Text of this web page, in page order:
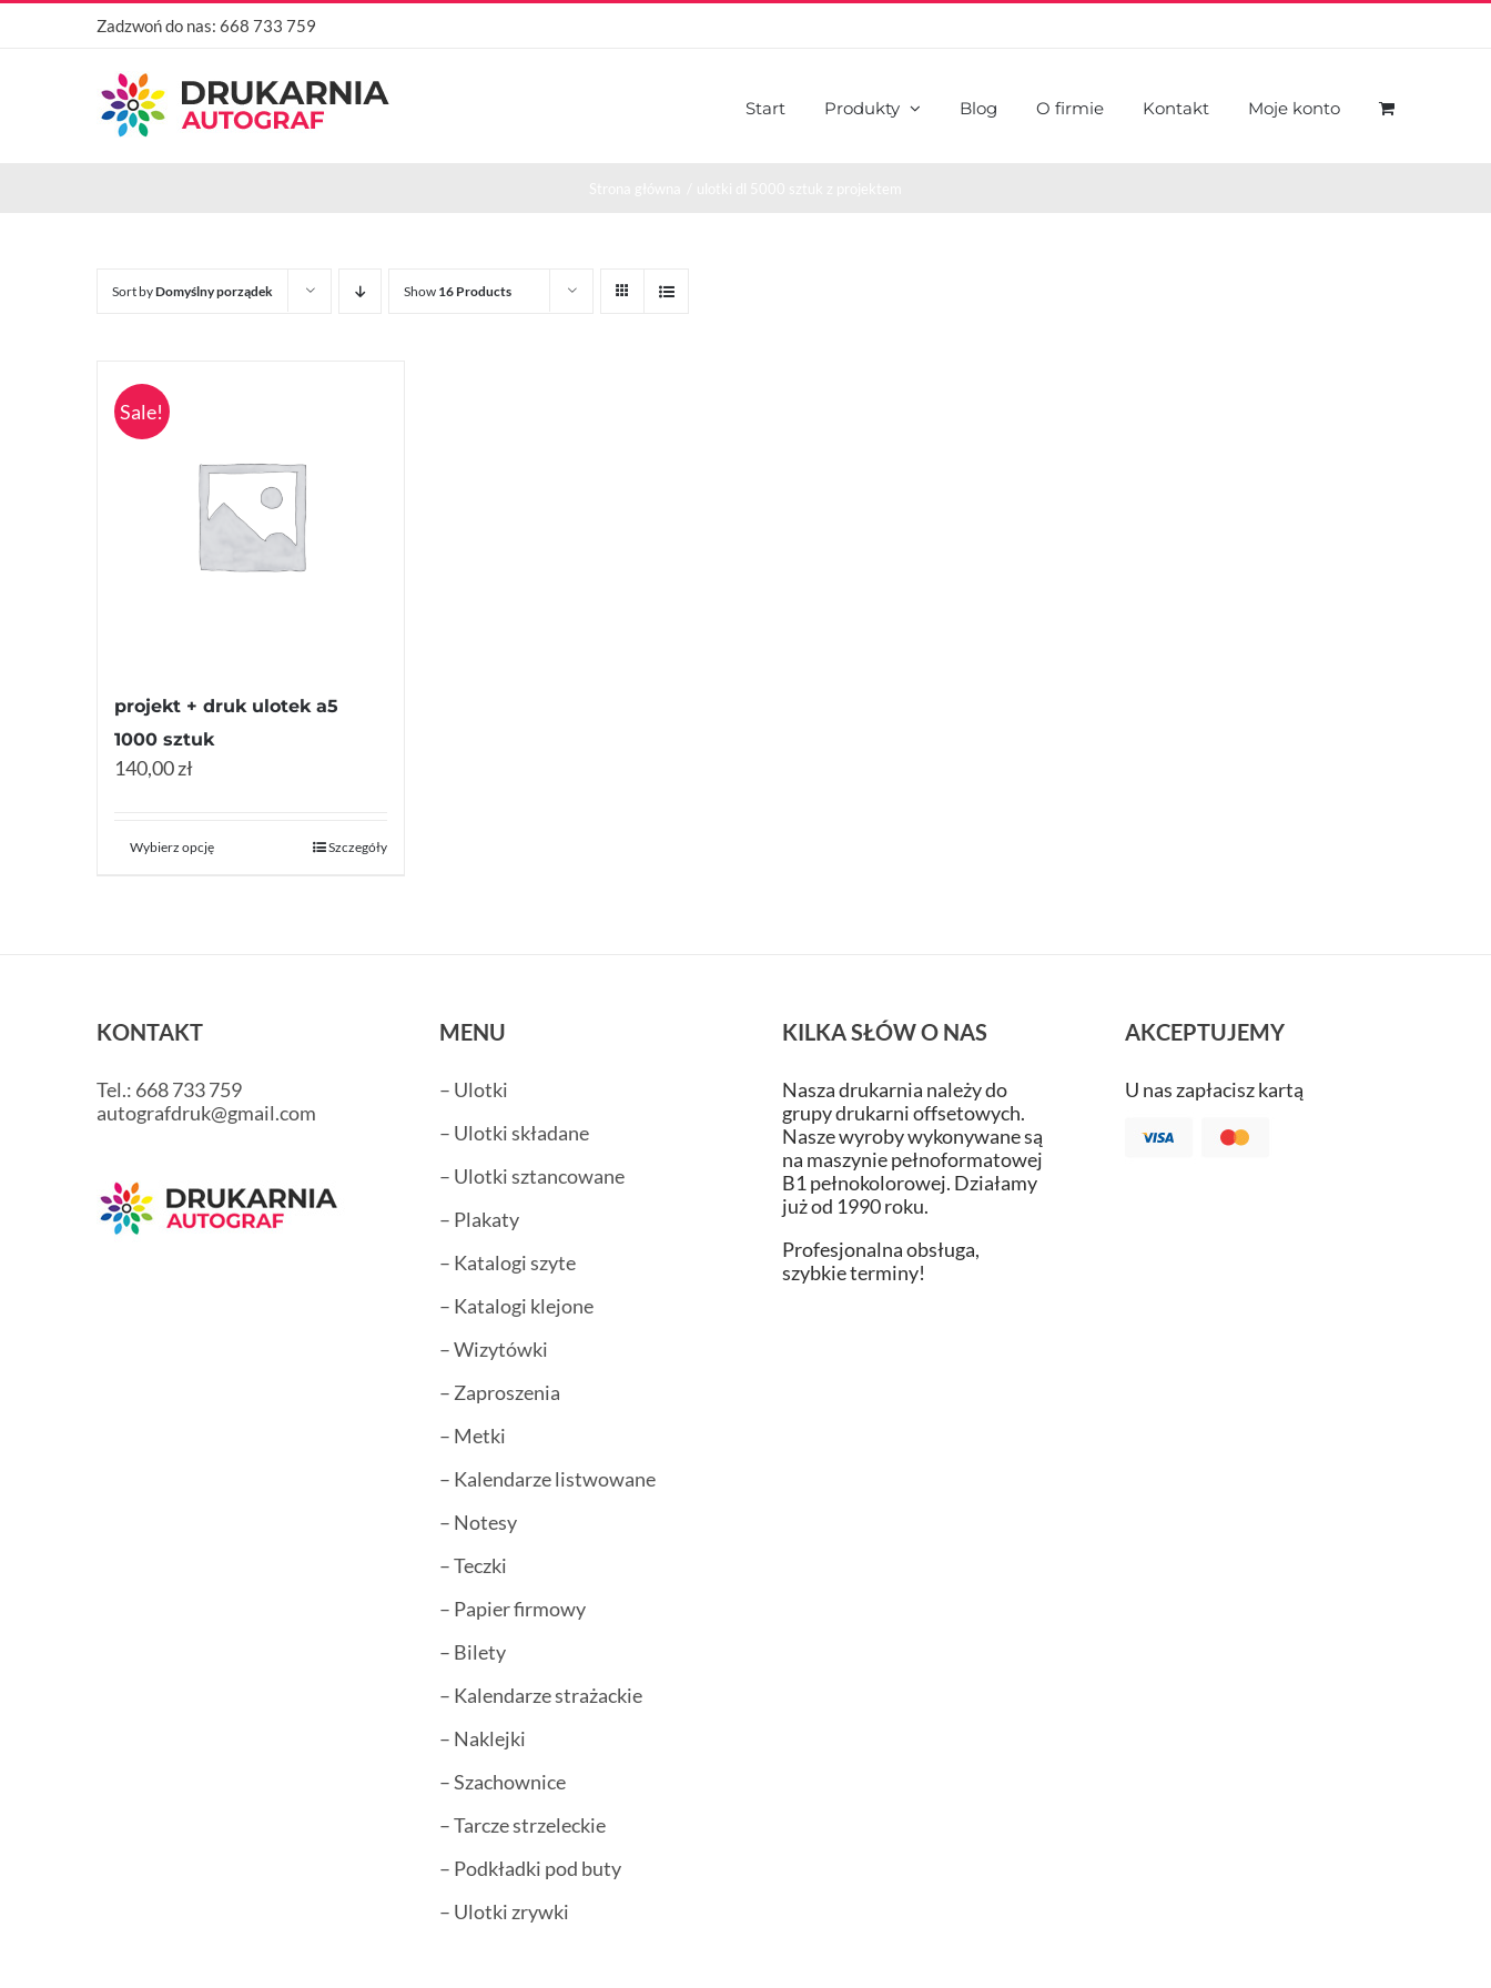
Przejdź
Zadzwoń do nas: 668 733 759
Start Produkty Blog O firmie Kontakt Moje konto
Sort byDomyślny porządek Show 16 Products
Sale!
projekt + druk ulotek a5
1000 sztuk
140,00 zł
Wybierz opcję Szczegóły
KONTAKT
Tel.: 668 733 759
autografdruk@gmail.com
MENU
– Ulotki
– Ulotki składane
– Ulotki sztancowane
– Plakaty
– Katalogi szyte
– Katalogi klejone
– Wizytówki
– Zaproszenia
– Metki
– Kalendarze listwowane
– Notesy
– Teczki
– Papier firmowy
– Bilety
– Kalendarze strażackie
– Naklejki
– Szachownice
– Tarcze strzeleckie
– Podkładki pod buty
– Ulotki zrywki
KILKA SŁÓW O NAS
Nasza drukarnia należy do
grupy drukarni offsetowych.
Nasze wyroby wykonywane są
na maszynie pełnoformatowej
B1 pełnokolorowej. Działamy
już od 1990 roku.
Profesjonalna obsługa,
szybkie terminy!
AKCEPTUJEMY
U nas zapłacisz kartą